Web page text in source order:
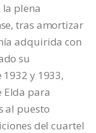
plena
tras amortizar
adquirida con
su
y 1933,
para
al puesto
del cuartel